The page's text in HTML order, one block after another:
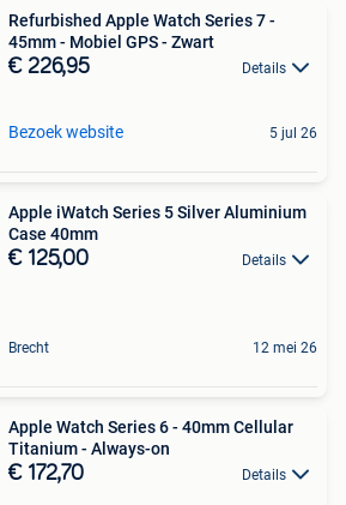
Refurbished Apple Watch Series 7 -
45mm - Mobiel GPS - Zwart
€ 226,95 Details
Bezoek website 5 jul 26
Apple iWatch Series 5 Silver Aluminium
Case 40mm
€ 125,00 Details
Brecht 12 mei 26
Apple Watch Series 6 - 40mm Cellular
Titanium - Always-on
€ 172,70 Details